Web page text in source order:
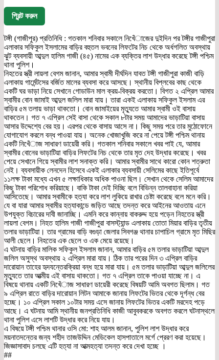
প্রিন্ট করুন
টঙ্গী (গাজীপুর) প্রতিনিধি : গতকাল শনিবার সকালে নিখেঁাজের দুইদিন পর টঙ্গীর গাজীপুরা
এলাকার সফিকুল ইসলামের বাড়ির বহুতল ভবনের লিফটের নিচ থেকে অর্ধগলিত অবস্থায়
ঝুট ব্যবসায়ী আব্দুল হালিম গাজী (৪৫) নামের এক ব্যক্তির লাশ উদ্ধার করেছে টঙ্গী পশ্চিম
থানা পুলিশ।
নিহতের স্ত্রী লায়লা বেগম জানান, আমার স্বামী দীর্ঘদিন যাবত টঙ্গী গাজীপুরা কাজী বাড়ি
এলাকায় গার্মেন্টসের বর্জিত মালের ব্যবসা করে আসছে। স্থানীয় বিপ্লবের কাছ থেকে
একটি ঘর ভাড়া নিয়ে সেখানে গোডাউন মাল ক্রয়-বিক্রয় করতো। বিগত ২ এপ্রিল আমার
স্বামীর বোন জামাই আব্দুল জলিল মারা যায়। তারা একই এলাকায় সফিকুল ইসলাম এর
বাড়ির ৫ম তলায় ভাড়া থাকতো। বোন জামাইয়ের মৃত্যুতে আমার স্বামী ওই বাসায়
থাকতেন। গত ৭ এপ্রিল সেই বাসা থেকে সকাল ৮টার সময় আমাদের ভাড়াটিয়া বাসায়
আসার উদ্দেশ্যে বের হয়। এরপর থেকে বাসায় আসে না। কিছু সময় পরে তার মুঠোফোনে
যোগাযোগ করলে বন্ধ পাওয়া যায়। অনেক খোজাখুজি করে না পেয়ে টঙ্গী পশ্চিম থানায়
একটি নিখেঁাজ সাধারণ ডায়েরী করি। গতকাল শনিবার সকালে খবর পাই যে, আমার
স্বামীর বোনের ভাড়াটিয়া বাড়ির লিফটের নিচ থেকে তার মৃত দেহ উদ্ধার করেছে। খবর
পেয়ে সেখানে গিয়ে স্বামীর লাশ সনাক্ত করি। আমার স্বামীর সাথে কারো কোন শত্রুতা
নেই। ব্যবসায়ীক লেনদেন হিসেবে একই এলাকার ব্যবসায়ী সেলিমের কাছে ইতিপূর্বে
১১লক্ষ টাকা মধ্যে এখন ৫ লক্ষাধিকার অধিক পাওনা ছিল। সেখান থেকে সেলিম আমাদের
কিছু টাকা পরিশোধ করিয়াছে। বাকি টাকা দেই দিচ্ছি বলে বিভিন্ন তালবাহানা করিয়া
আসিতেছে। আমার স্বামীকে হত্যা করে লাশ লুকিয়ে রাখার চেষ্টা করেছে বলে মনে করি।
যে বা যারা আমার স্বামীর হত্যাকান্ডে জড়িত আছে তদন্ত করে আইনের আওতায় এনে
উপযুক্ত বিচারের দাবী জানাচ্ছি। এমনি করে কান্নায় বাকরুদ্দ হয়ে পড়েন নিহতের স্ত্রী
লায়লা বেগম। নিহত হালিম গাজী গাজীপুরা বাসস্ট্যান্ড এলাকায় তোতা মিয়ার বাড়ির তৃতীয়
তলার ভাড়াটিয়া। তার গ্রামের বাড়ি বগুড়া জেলার সিবগঞ্জ থানার চাপাচিল গ্রামে মৃত মিছির
আলী ছেলে। নিহতের এক ছেলে ও এক মেয়ে রয়েছে।
এ ঘটনায় বাড়ির মালিক সফিকুল ইসলাম জানান, আমার বাড়ির ৫ম তলার ভাড়াটিয়া আব্দুল
জলিল অসুস্থ অবস্থায় ২ এপ্রিল মারা যায়। ঠিক তার পরের দিন ৩ এপ্রিল বাড়ির
দারোয়ান তাহের হৃদযন্তেরক্রিয়া বন্ধ হয়ে মারা যায়। ৫ম তলার ভাড়াটিয়া আব্দুল জলিলের
মৃত্যুতে তার আত্মীয় এই বাসায় থাকতো। গত ৭ এপ্রিল তাকে পাওয়া যাচ্ছে না। এ
বিষয়ে থানায় একটি নিখেঁাজ সাধারণ ডায়েরী করেছে বিষয়টি আমি অবগত ছিলাম। গত
৯ এপ্রিল রাতে বাড়ির দারোয়ান লিটন আমাকে জানায় লিফটের ভিতর থেকে দূর্গন্ধ বের
হচ্ছে। ১০ এপ্রিল সকাল ১০টার সময় এসে জানায় লিফটের ভিতর একটি মরদেহ পড়ে
আছে। এ ঘটনায় আমি স্থানীয় জনপ্রতিনিধি কাজী আবুবকরকে অবগত করলে ঘটনাস্থলে
থানা পুলিশ এসে লাশটি উদ্ধার করে নিয়ে যায়।
এ বিষয়ে টঙ্গী পশ্চিম থানার ওসি মো: শাহ আলম জানান, পুলিশ লাশ উদ্ধার করে
ময়নাতদন্তের জন্য শহীদ তাজউদ্দিন মেডিকেল হাসপাতালে মর্গে প্রেরণ করা হয়েছে।
জিজ্ঞাসাবাদ চলছে এটি হত্যা না আত্মহত্যা তদন্ত করে দেখা হচ্ছে ।
##